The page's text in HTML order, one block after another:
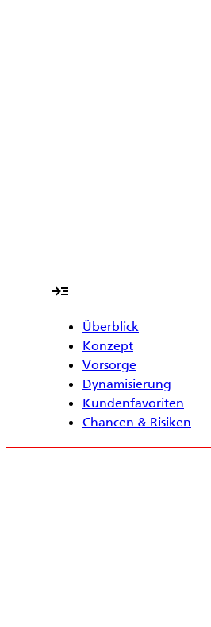
read_more
Überblick
Konzept
Vorsorge
Dynamisierung
Kundenfavoriten
Chancen & Risiken